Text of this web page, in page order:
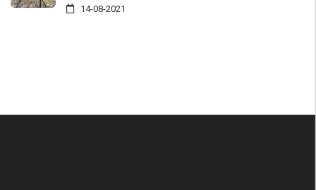
14-08-2021